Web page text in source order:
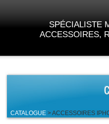
SPÉCIALISTE
ACCESSOIRES,
CATALOGUE > ACCESSOIRES